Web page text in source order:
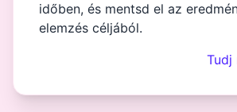
időben, és mentsd el az
elemzés céljából.